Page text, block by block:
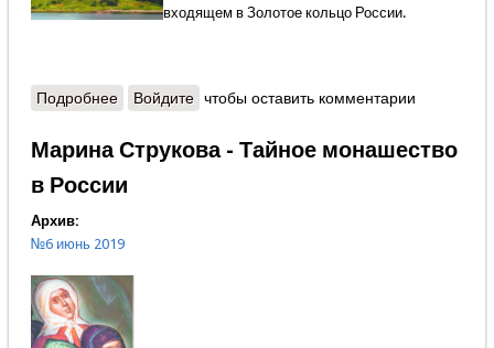
входящем в Золотое кольцо России.
Подробнеео Анна Андреева - Романов-Борисоглебск –
Войдите чтобы оставить комментарии
Марина Струкова - Тайное монашество
в России
Архив:
№6 июнь 2019